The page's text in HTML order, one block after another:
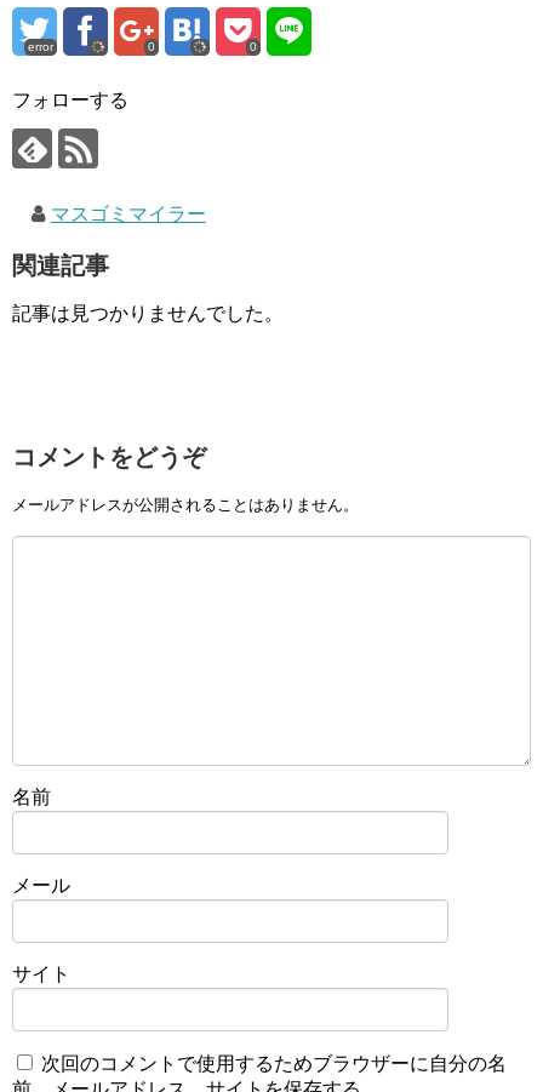
error 0 0
フォローする
マスゴミマイラー
関連記事
記事は見つかりませんでした。
コメントをどうぞ
メールアドレスが公開されることはありません。
名前
メール
サイト
次回のコメントで使用するためブラウザーに自分の名